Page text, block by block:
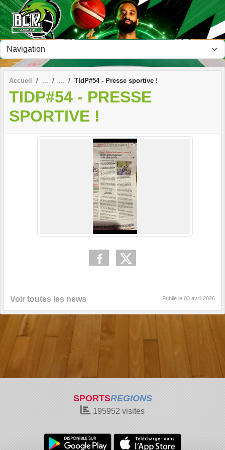
Accueil TIdP#54 - Presse sportive !
TIDP#54 - PRESSE
SPORTIVE !
Voir toutes les news Publié le 03 avril 2026
SPORTSREGIONS
195952 visites
Panneau de gestion des cookies